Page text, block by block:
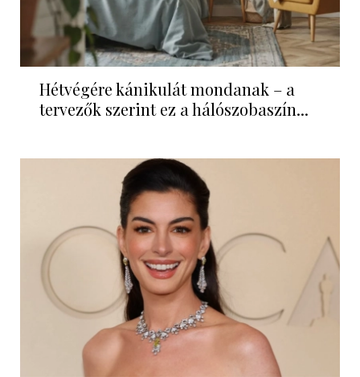
Hétvégére kánikulát mondanak – a
tervezők szerint ez a hálószobaszín...